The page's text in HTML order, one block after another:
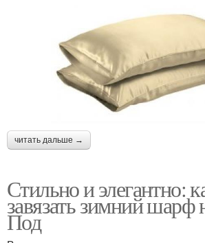
читать дальше →
Стильно и элегантно:
завязать зимний шарф
Под